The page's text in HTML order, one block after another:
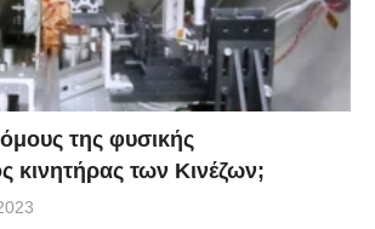
της φυσικής
κινητήρας των Κινέζων;